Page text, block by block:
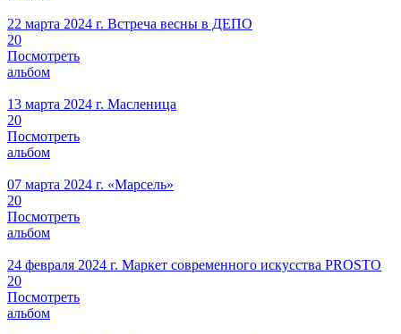
22 марта 2024 г. Встреча весны в ДЕПО
20
Посмотреть
альбом
13 марта 2024 г. Масленица
20
Посмотреть
альбом
07 марта 2024 г. «Марсель»
20
Посмотреть
альбом
24 февраля 2024 г. Маркет современного искусства PROSTO
20
Посмотреть
альбом